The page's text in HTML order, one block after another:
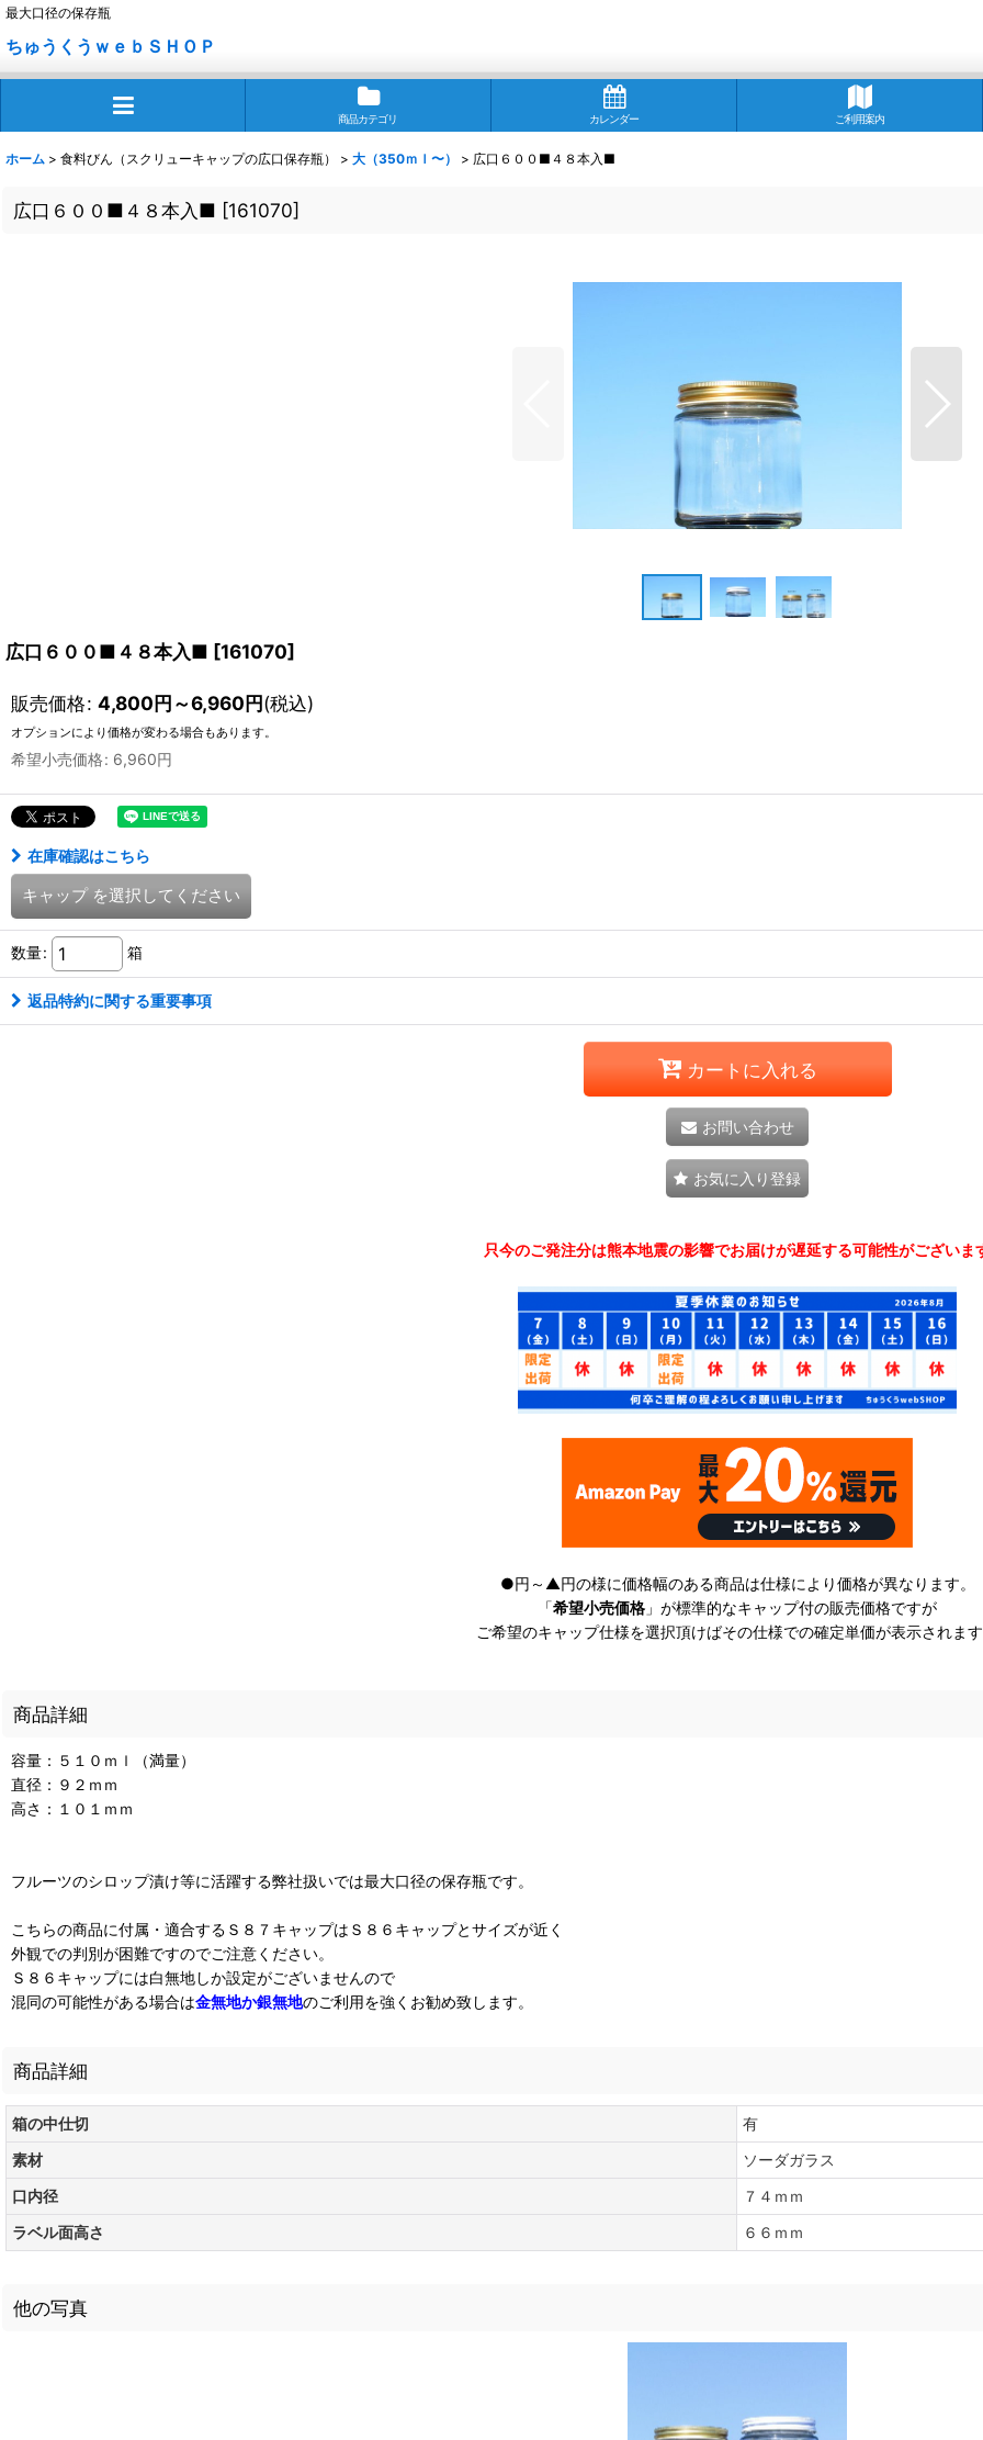
最大口径の保存瓶
ちゅうくうｗｅｂＳＨＯＰ
商品カテゴリ カレンダー ご利用案内
ホーム > 食料びん（スクリューキャップの広口保存瓶） > 大（350ｍｌ〜） > 広口６００■４８本入■
広口６００■４８本入■ [161070]
広口６００■４８本入■ [161070]
販売価格: 4,800円～6,960円(税込)
オプションにより価格が変わる場合もあります。
希望小売価格: 6,960円
在庫確認はこちら
キャップ を選択してください
数量: 箱
返品特約に関する重要事項
カートに入れる
お問い合わせ
お気に入り登録
只今のご発注分は熊本地震の影響でお届けが遅延する可能性がございま
●円～▲円の様に価格幅のある商品は仕様により価格が異なります。
「希望小売価格 」が標準的なキャップ付の販売価格ですが
ご希望のキャップ仕様を選択頂けばその仕様での確定単価が表示されま
商品詳細
容量：５１０ｍｌ（満量）
直径：９２ｍｍ
高さ：１０１ｍｍ
フルーツのシロップ漬け等に活躍する弊社扱いでは最大口径の保存瓶です。
こちらの商品に付属・適合するＳ８７キャップはＳ８６キャップとサイズが近く
外観での判別が困難ですのでご注意ください。
Ｓ８６キャップには白無地しか設定がございませんので
混同の可能性がある場合は金無地か銀無地のご利用を強くお勧め致します。
商品詳細
箱の中仕切
有
素材
ソーダガラス
口内径
７４ｍｍ
ラベル面高さ
６６ｍｍ
他の写真